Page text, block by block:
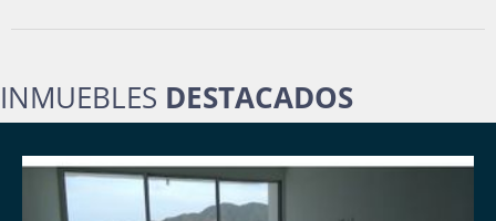
INMUEBLES DESTACADOS